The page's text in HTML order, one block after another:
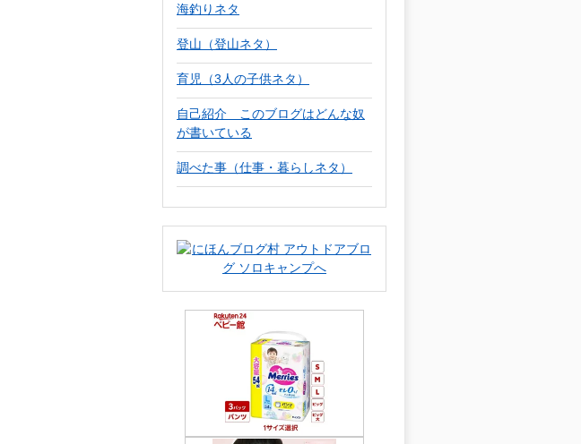
海釣りネタ
登山（登山ネタ）
育児（3人の子供ネタ）
自己紹介 このブログはどんな奴
が書いている
調べた事（仕事・暮らしネタ）